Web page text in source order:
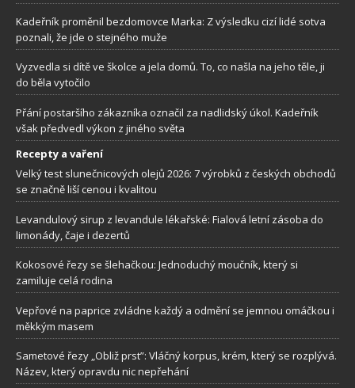
Kadeřník proměnil bezdomovce Marka: Z výsledku cizí lidé sotva
poznali, že jde o stejného muže
Vyzvedla si dítě ve školce a jela domů. To, co našla na jeho těle, ji
do běla vytočilo
Přání postaršího zákazníka označil za nadlidský úkol. Kadeřník
však předvedl výkon z jiného světa
Recepty a vaření
Velký test slunečnicových olejů 2026: 7 výrobků z českých obchodů
se značně liší cenou i kvalitou
Levandulový sirup z levandule lékařské: Fialová letní zásoba do
limonády, čaje i dezertů
Kokosové řezy se šlehačkou: Jednoduchý moučník, který si
zamiluje celá rodina
Vepřové na paprice zvládne každý a odmění se jemnou omáčkou i
měkkým masem
Sametové řezy „Obliž prst”: Vláčný korpus, krém, který se rozplývá.
Název, který opravdu nic nepřehání